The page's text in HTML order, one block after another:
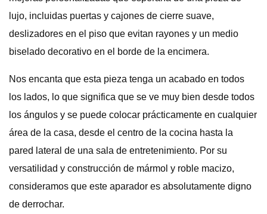
lujo, incluidas puertas y cajones de cierre suave,
deslizadores en el piso que evitan rayones y un medio
biselado decorativo en el borde de la encimera.
Nos encanta que esta pieza tenga un acabado en todos
los lados, lo que significa que se ve muy bien desde todos
los ángulos y se puede colocar prácticamente en cualquier
área de la casa, desde el centro de la cocina hasta la
pared lateral de una sala de entretenimiento. Por su
versatilidad y construcción de mármol y roble macizo,
consideramos que este aparador es absolutamente digno
de derrochar.